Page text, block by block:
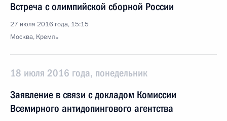
Встреча с олимпийской сборной России
27 июля 2016 года, 15:15
Москва, Кремль
18 июля 2016 года, понедельник
Заявление в связи с докладом Комиссии
Всемирного антидопингового агентства